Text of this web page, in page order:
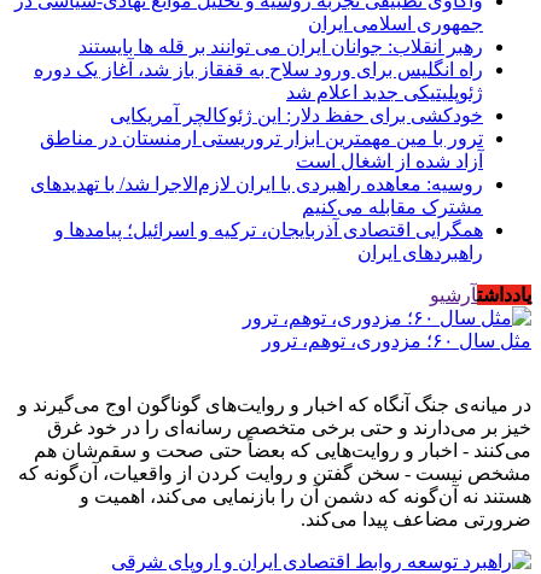
جمهوری اسلامی ایران
رهبر انقلاب: جوانان ایران می توانند بر قله ها بایستند
راه انگلیس برای ورود سلاح به قفقاز باز شد، آغاز یک دوره
ژئوپلیتیکی جدید اعلام شد
خودکشی برای حفظ دلار: این ژئوکالچر آمریکایی
ترور با مین مهمترین ابزار تروریستی ارمنستان در مناطق
آزاد شده از اشغال است
روسیه: معاهده راهبردی با ایران لازم‌الاجرا شد/ با تهدیدهای
مشترک مقابله می‌کنیم
همگرایی اقتصادی آذربایجان، ترکیه و اسرائیل؛ پیامدها و
راهبردهای ایران
یادداشتآرشیو
مثل سال ۶۰؛ مزدوری، توهم، ترور
در میانه‌ی جنگ آنگاه که اخبار و روایت‌های گوناگون اوج می‌گیرند و
خیز بر می‌دارند و حتی برخی متخصص رسانه‌ای را در خود غرق
می‌کنند - اخبار و روایت‌هایی که بعضاً حتی صحت و سقم‌شان هم
مشخص نیست - سخن گفتن و روایت کردن از واقعیات، آن‌گونه که
هستند نه آن‌گونه که دشمن آن را بازنمایی می‌کند، اهمیت و
ضرورتی مضاعف پیدا می‌کند.